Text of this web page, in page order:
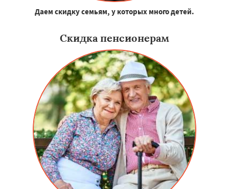
Даем скидку семьям, у которых много детей.
Скидка пенсионерам